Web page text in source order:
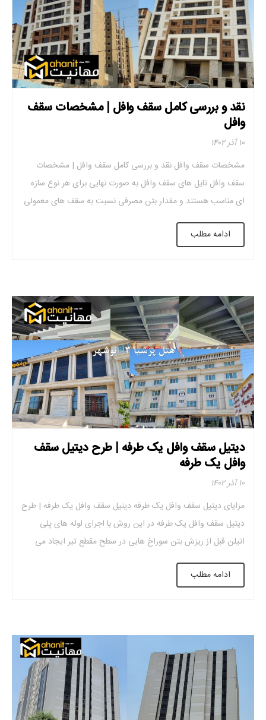
نقد و بررسی کامل سقف وافل | مشخصات سقف
وافل
۱۰ آذر ۱۴۰۲
مشخصات سقف وافل نقد و بررسی کامل سقف وافل | مشخصات
سقف وافل تایل های سقف وافل به صورت نهایی برای هر نوع سازه
ای مناسب هستند و مقدار بتن مصرفی نسبت به سقف های معمولی
کمتر می باشد. نقد و بررسی کامل سقف وافل سقف وافل گزینه بسیار
مناسبی می باشد اگر در پی […]
ادامه مطلب
دیتیل سقف وافل یک طرفه | طرح دیتیل سقف
وافل یک طرفه
۱۰ آذر ۱۴۰۲
مزایای دیتیل سقف وافل یک طرفه دیتیل سقف وافل یک طرفه | طرح
دیتیل سقف وافل یک طرفه در این روش با اجرای لوله های پلی
اتیلن قبل از ریزش بتن سوراخ هایی در سطح مقطع تیر ایجاد می
شود. این کار برای عبور لوله های برق و برق انجام می شود. به این
ترتیب […]
ادامه مطلب